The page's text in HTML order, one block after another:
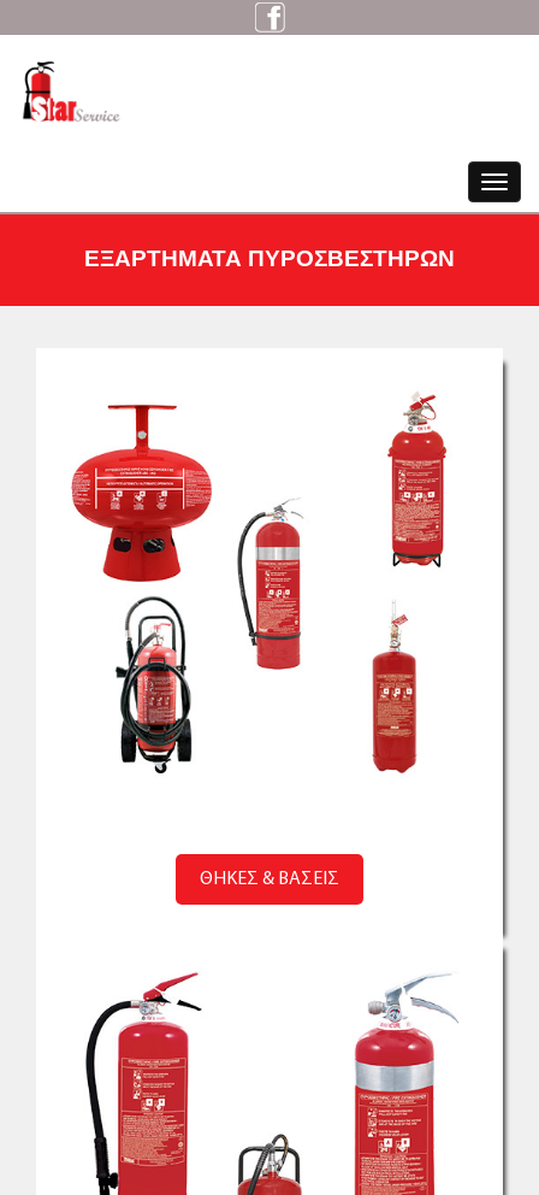
Toggle
ΕΞΑΡΤΗΜΑΤΑ ΠΥΡΟΣΒΕΣΤΗΡΩΝ
ΘΗΚΕΣ & ΒΑΣΕΙΣ